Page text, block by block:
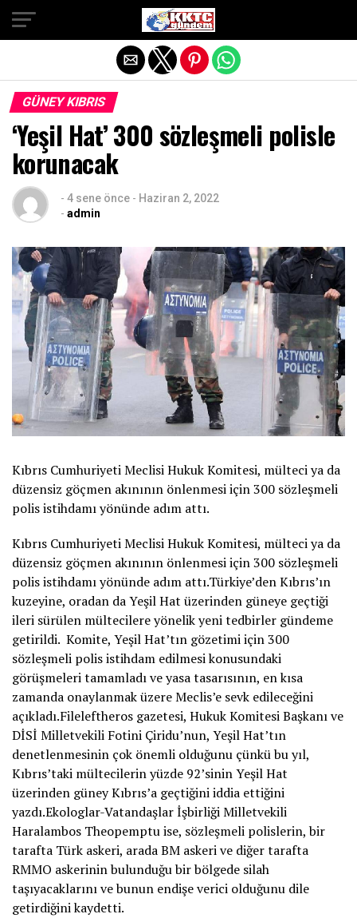
GÜNEY KIBRIS
‘Yeşil Hat’ 300 sözleşmeli polisle
korunacak
- 4 sene önce - Haziran 2, 2022
- admin
Kıbrıs Cumhuriyeti Meclisi Hukuk Komitesi, mülteci ya da
düzensiz göçmen akınının önlenmesi için 300 sözleşmeli
polis istihdamı yönünde adım attı.
Kıbrıs Cumhuriyeti Meclisi Hukuk Komitesi, mülteci ya da
düzensiz göçmen akınının önlenmesi için 300 sözleşmeli
polis istihdamı yönünde adım attı.Türkiye’den Kıbrıs’ın
kuzeyine, oradan da Yeşil Hat üzerinden güneye geçtiği
ileri sürülen mültecilere yönelik yeni tedbirler gündeme
getirildi. Komite, Yeşil Hat’tın gözetimi için 300
sözleşmeli polis istihdam edilmesi konusundaki
görüşmeleri tamamladı ve yasa tasarısının, en kısa
zamanda onaylanmak üzere Meclis’e sevk edileceğini
açıkladı.Fileleftheros gazetesi, Hukuk Komitesi Başkanı ve
DİSİ Milletvekili Fotini Çiridu’nun, Yeşil Hat’tın
denetlenmesinin çok önemli olduğunu çünkü bu yıl,
Kıbrıs’taki mültecilerin yüzde 92’sinin Yeşil Hat
üzerinden güney Kıbrıs’a geçtiğini iddia ettiğini
yazdı.Ekologlar-Vatandaşlar İşbirliği Milletvekili
Haralambos Theopemptu ise, sözleşmeli polislerin, bir
tarafta Türk askeri, arada BM askeri ve diğer tarafta
RMMO askerinin bulunduğu bir bölgede silah
taşıyacaklarını ve bunun endişe verici olduğunu dile
getirdiğini kaydetti.
Exit mobile version